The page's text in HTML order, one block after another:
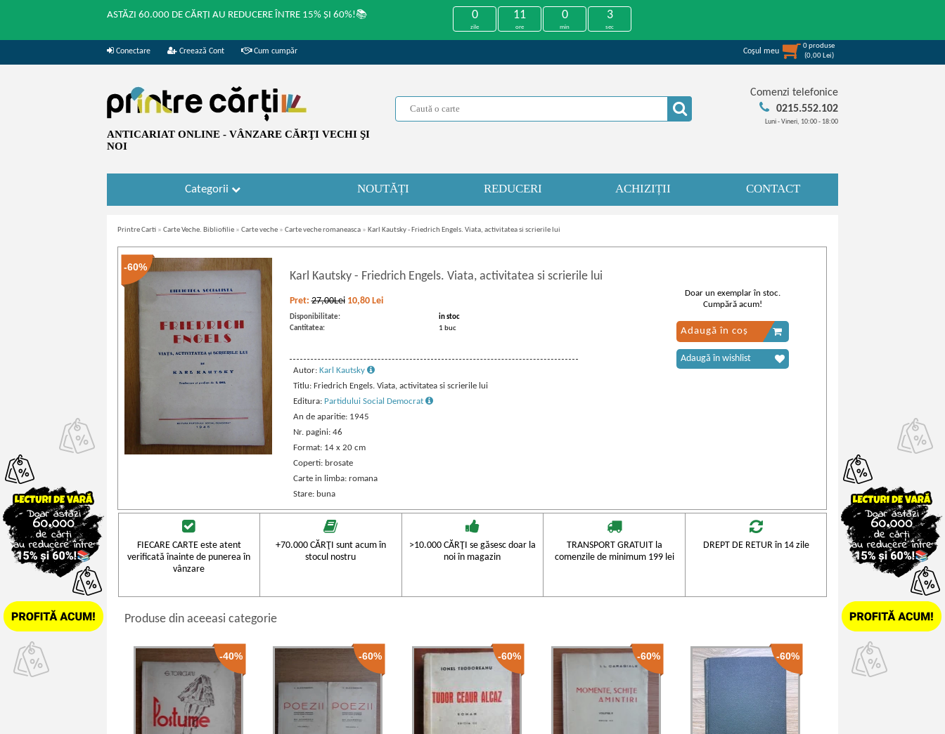
ASTĂZI 60.000 DE CĂRȚI AU REDUCERE ÎNTRE 15% ȘI 60%!📚 0
zile
11
ore
0
min
3
sec
Conectare Creează Cont Cum cumpăr Coşul meu
0produse
(0,00 Lei)
ANTICARIAT ONLINE - VÂNZARE CĂRŢI VECHI ŞI
NOI
Comenzi telefonice
0215.552.102
Luni - Vineri, 10:00 - 18:00
Categorii NOUTĂȚI REDUCERI ACHIZIȚII CONTACT
Printre Carti » Carte Veche. Bibliofilie » Carte veche » Carte veche romaneasca » Karl Kautsky - Friedrich Engels. Viata, activitatea si scrierile lui
-60%
Karl Kautsky - Friedrich Engels. Viata, activitatea si scrierile lui
Pret:27,00Lei 10,80 Lei
Disponibilitate:
in stoc
Cantitatea:
1 buc
Autor: Karl Kautsky
Titlu: Friedrich Engels. Viata, activitatea si scrierile lui
Editura: Partidului Social Democrat
An de aparitie: 1945
Nr. pagini: 46
Format: 14 x 20 cm
Coperti: brosate
Carte in limba: romana
Stare: buna
Doar un exemplar în stoc.
Cumpără acum!
Adaugă în coș
Adaugă în wishlist
FIECARE CARTE este atent
verificată înainte de punerea în
vânzare
+70.000 CĂRŢI sunt acum în
stocul nostru
>10.000 CĂRŢI se găsesc doar la
noi în magazin
TRANSPORT GRATUIT la
comenzile de minimum 199 lei
DREPT DE RETUR în 14 zile
Produse din aceeasi categorie
-40% -60% -60% -60% -60%